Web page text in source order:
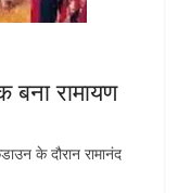
बना रामायण
के दौरान रामानंद